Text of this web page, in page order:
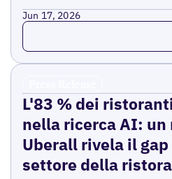
Jun 17, 2026
Read more
L'83 % dei
nella ricerca AI: un
Uberall rivela il
settore della